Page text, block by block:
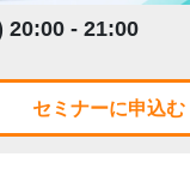
20:00 - 21:00
セミナーに申込む